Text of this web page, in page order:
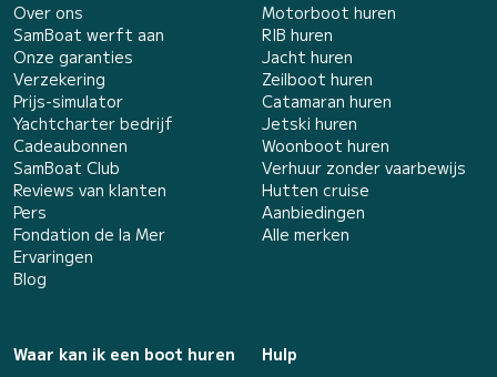
Over ons
SamBoat werft aan
Onze garanties
Verzekering
Prijs-simulator
Yachtcharter bedrijf
Cadeaubonnen
SamBoat Club
Reviews van klanten
Pers
Fondation de la Mer
Ervaringen
Blog
Motorboot huren
RIB huren
Jacht huren
Zeilboot huren
Catamaran huren
Jetski huren
Woonboot huren
Verhuur zonder vaarbewijs
Hutten cruise
Aanbiedingen
Alle merken
Waar kan ik een boot huren
Hulp